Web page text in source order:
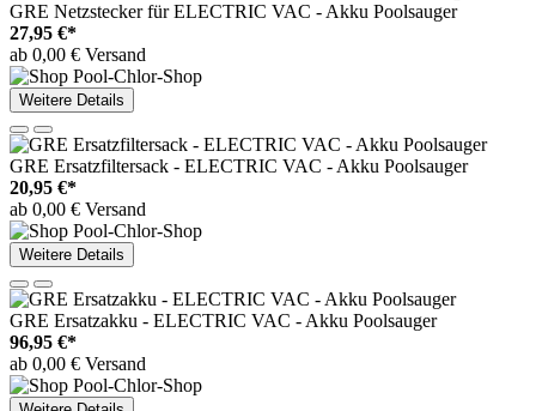
GRE Netzstecker für ELECTRIC VAC - Akku Poolsauger
27,95 €*
ab 0,00 € Versand
Weitere Details
GRE Ersatzfiltersack - ELECTRIC VAC - Akku Poolsauger
20,95 €*
ab 0,00 € Versand
Weitere Details
GRE Ersatzakku - ELECTRIC VAC - Akku Poolsauger
96,95 €*
ab 0,00 € Versand